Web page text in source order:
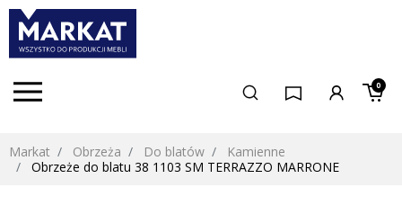
0
Markat Obrzeża Do blatów
Kamienne
Obrzeże do blatu 38 1103 SM TERRAZZO MARRONE